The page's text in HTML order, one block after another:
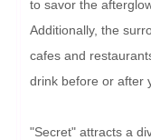
to savor the
Additionally, the
cafes and
drink before or after
"Secret" attracts a